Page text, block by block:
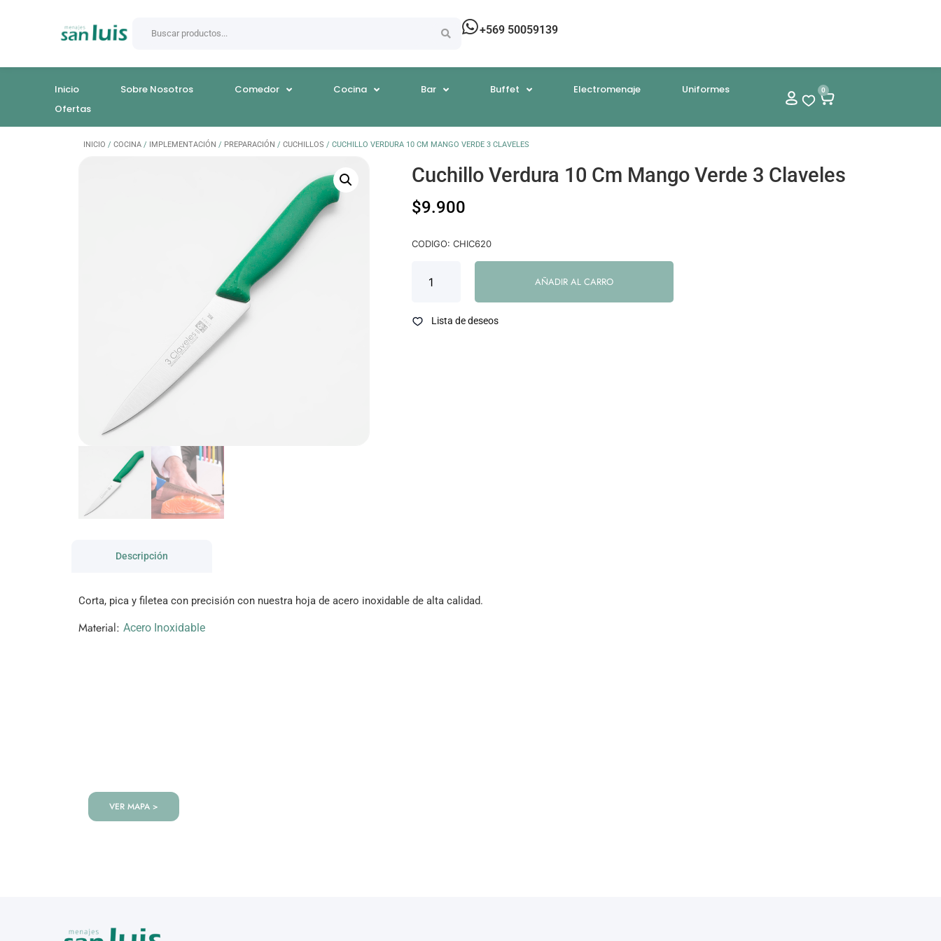
+569 50059139
Inicio Sobre Nosotros Comedor Cocina Bar Buffet Electromenaje
Uniformes
Ofertas
0
INICIO / COCINA / IMPLEMENTACIÓN / PREPARACIÓN / CUCHILLOS / CUCHILLO VERDURA 10 CM MANGO VERDE 3 CLAVELES
Cuchillo Verdura 10 Cm Mango Verde 3 Claveles
$9.900
CODIGO: CHIC620
AÑADIR AL CARRO
Lista de deseos
Descripción
Corta, pica y filetea con precisión con nuestra hoja de acero inoxidable de alta calidad.
Material: Acero Inoxidable
VER MAPA >